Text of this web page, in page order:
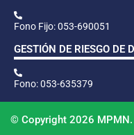
Fono Fijo: 053-690051
GESTIÓN DE RIESGO DE
Fono: 053-635379
© Copyright 2026